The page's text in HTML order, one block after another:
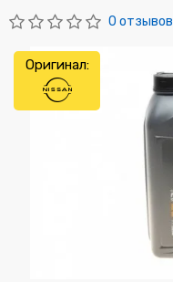
0 отзывов
Оригинал: